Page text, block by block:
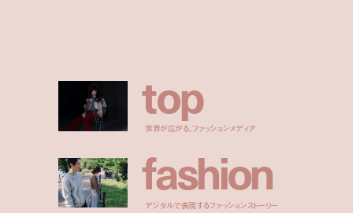
top
世界が広がる、ファッションメディア
fashion
デジタルで表現するファッションストーリー